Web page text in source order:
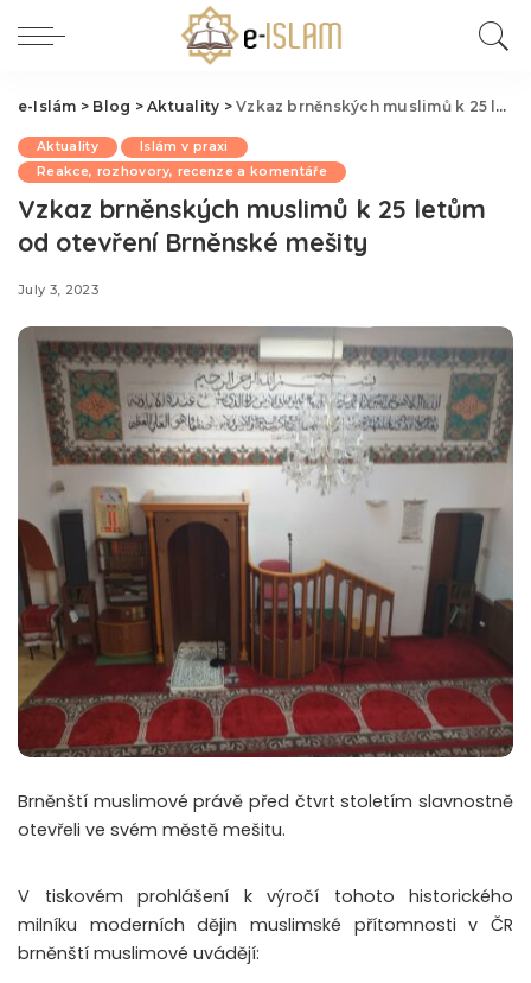
e-Islám > Blog >Aktuality >Vzkaz brněnských muslimů k 25 letům od otevření Brněnské mešity
Aktuality
Islám v praxi
Reakce, rozhovory, recenze a komentáře
Vzkaz brněnských muslimů k 25 letům
od otevření Brněnské mešity
July 3, 2023
Brněnští muslimové právě před čtvrt stoletím slavnostně
otevřeli ve svém městě mešitu.
V tiskovém prohlášení k výročí tohoto historického
milníku moderních dějin muslimské přítomnosti v ČR
brněnští muslimové uvádějí: